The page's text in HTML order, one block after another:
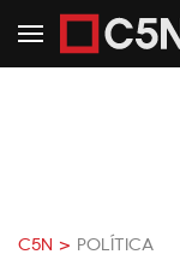
C5N > POLÍTICA